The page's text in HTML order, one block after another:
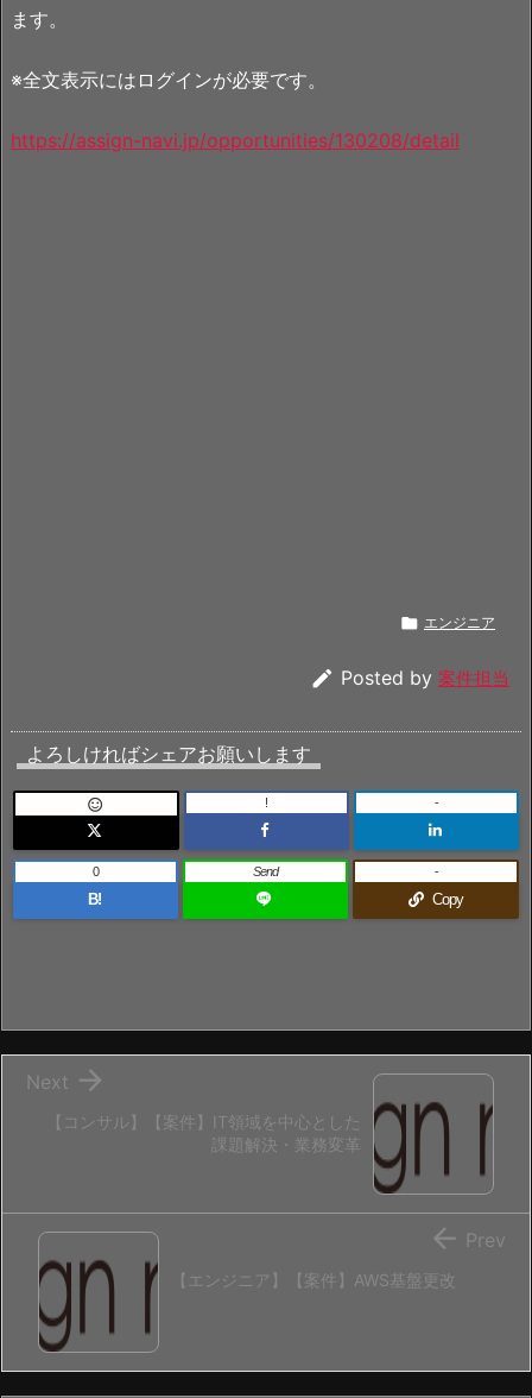
ます。
※全文表示にはログインが必要です。
https://assign-navi.jp/opportunities/130208/detail
 エンジニア
 Posted by 案件担当
よろしければシェアお願いします
 ! -
B!
0 Send
Copy
-
【コンサル】【案件】IT領域を中心とした
課題解決・業務変革

Next
【エンジニア】【案件】AWS基盤更改
 Prev